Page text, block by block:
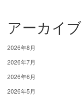
アーカイブ
2026年8月
2026年7月
2026年6月
2026年5月